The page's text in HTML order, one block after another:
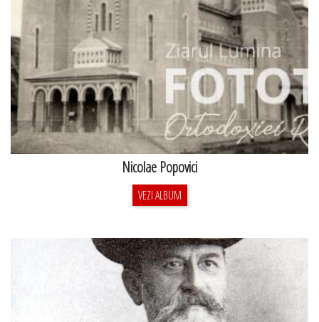
Nicolae Popovici
VEZI ALBUM